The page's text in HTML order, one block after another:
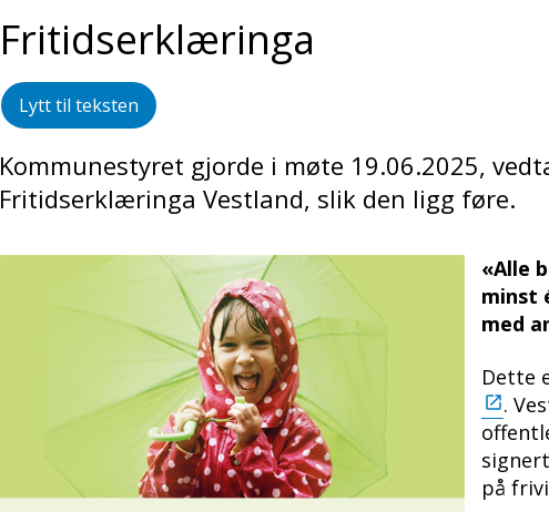
Fritidserklæringa
Lytt til teksten
Kommunestyret gjorde i møte 19.06.2025,
Fritidserklæringa Vestland, slik den ligg føre.
«Alle
minst
med
Dette
.
på